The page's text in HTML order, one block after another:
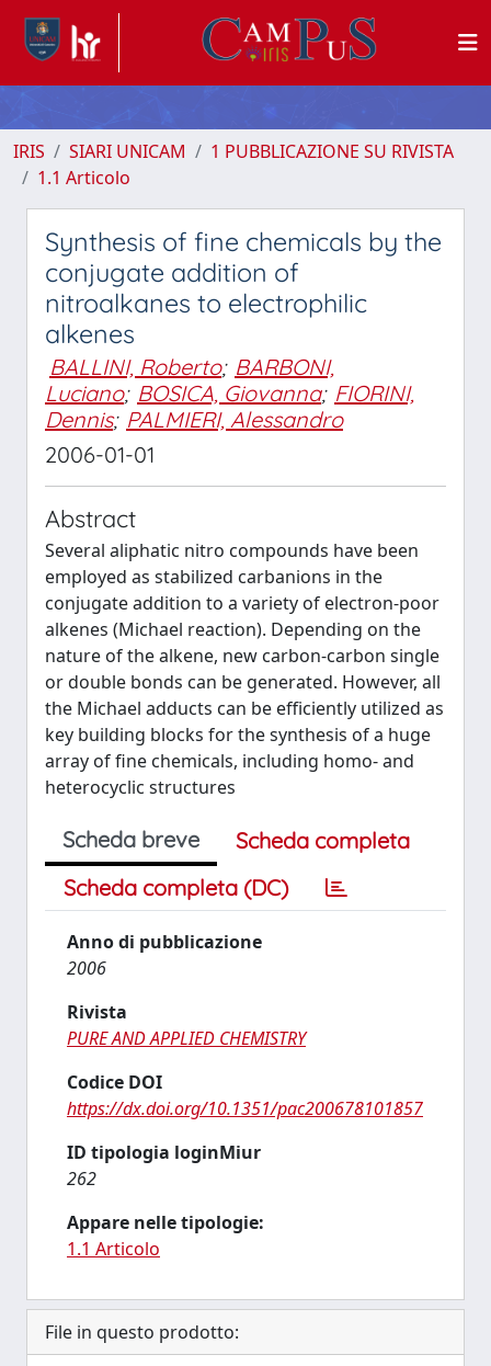
IRIS SIARI UNICAM
1 PUBBLICAZIONE SU RIVISTA
1.1 Articolo
Synthesis of fine chemicals by the
conjugate addition of
nitroalkanes to electrophilic
alkenes
BALLINI, Roberto; BARBONI,
Luciano; BOSICA, Giovanna; FIORINI,
Dennis; PALMIERI, Alessandro
2006-01-01
Abstract
Several aliphatic nitro compounds have been
employed as stabilized carbanions in the
conjugate addition to a variety of electron-poor
alkenes (Michael reaction). Depending on the
nature of the alkene, new carbon-carbon single
or double bonds can be generated. However, all
the Michael adducts can be efficiently utilized as
key building blocks for the synthesis of a huge
array of fine chemicals, including homo- and
heterocyclic structures
Scheda breve
Scheda completa
Scheda completa (DC)
Anno di pubblicazione
2006
Rivista
PURE AND APPLIED CHEMISTRY
Codice DOI
https://dx.doi.org/10.1351/pac200678101857
ID tipologia loginMiur
262
Appare nelle tipologie:
1.1 Articolo
File in questo prodotto: